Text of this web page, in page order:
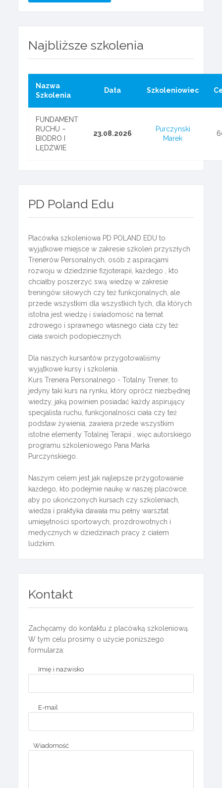
Najbliższe szkolenia
Nazwa
Szkolenia
Data Szkoleniowiec
FUNDAMENT
RUCHU –
BIODRO I
LĘDŹWIE
23.08.2026
Purczynski
Marek
PD Poland Edu
Placówka szkoleniowa PD POLAND EDU to
wyjątkowe miejsce w zakresie szkoleń przyszłych
Trenerów Personalnych, osób z aspiracjami
rozwoju w dziedzinie fizjoterapii, każdego , kto
chciałby poszerzyć swą wiedzę w zakresie
treningów siłowych czy też funkcjonalnych, ale
przede wszystkim dla wszystkich tych, dla których
istotna jest wiedzę i świadomość na temat
zdrowego i sprawnego własnego ciała czy też
ciała swoich podopiecznych.
Dla naszych kursantów przygotowaliśmy
wyjątkowe kursy i szkolenia.
Kurs Trenera Personalnego - Totalny Trener, to
jedyny taki kurs na rynku, który oprócz niezbędnej
wiedzy, jaką powinien posiadać każdy aspirujący
specjalista ruchu, funkcjonalności ciała czy też
podstaw żywienia, zawiera przede wszystkim
istotne elementy Totalnej Terapii , więc autorskiego
programu szkoleniowego Pana Marka
Purczyńskiego.
Naszym celem jest jak najlepsze przygotowanie
każdego, kto podejmie naukę w naszej placówce,
aby po ukończonych kursach czy szkoleniach,
wiedza i praktyka dawała mu pełny warsztat
umiejętności sportowych, prozdrowotnych i
medycznych w dziedzinach pracy z ciałem
ludzkim.
Kontakt
Zachęcamy do kontaktu z placówką szkoleniową.
W tym celu prosimy o użycie poniższego
formularza:
Imię i nazwisko
E-mail
Wiadomość